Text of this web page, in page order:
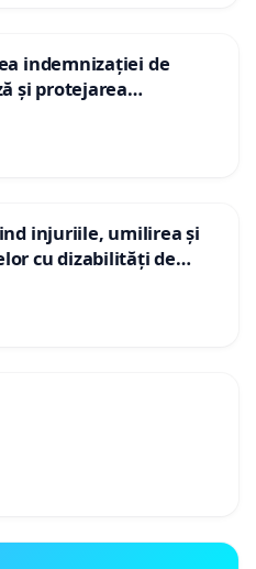
indemnizației de
și protejarea
asistenții
injuriile, umilirea și
cu dizabilități de